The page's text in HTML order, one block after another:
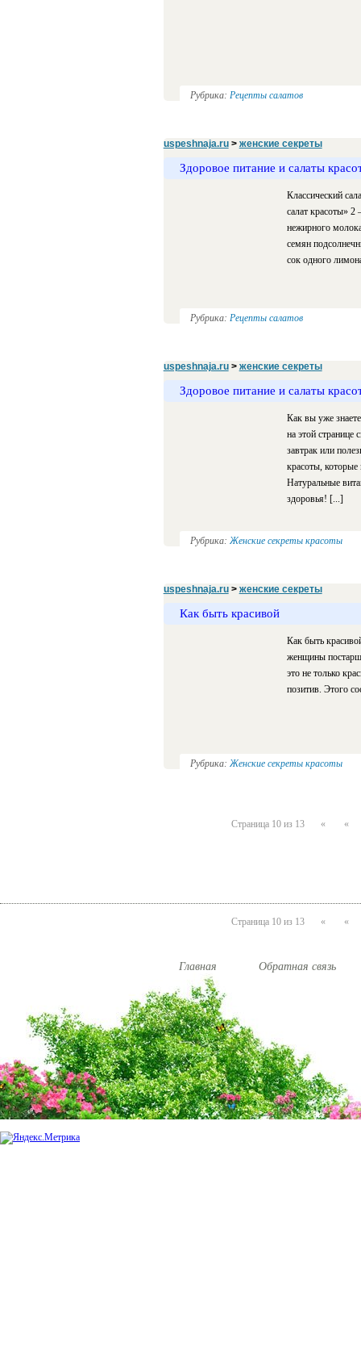
Рубрика: Рецепты салатов
uspeshnaja.ru> женские секреты
Здоровое питание и салаты
Классический
салат красоты»
нежирного
семян
сок одного
Рубрика: Рецепты салатов
uspeshnaja.ru> женские секреты
Здоровое питание и салаты
Как вы уже
на этой странице
завтрак или
красоты,
Натуральные
здоровья! [...]
Рубрика: Женские секреты красоты
uspeshnaja.ru> женские секреты
Как быть красивой
Как быть
женщины
это не только
позитив. Этого
Рубрика: Женские секреты красоты
Страница 10 из 13 « «
Страница 10 из 13 « «
Главная Обратная связь